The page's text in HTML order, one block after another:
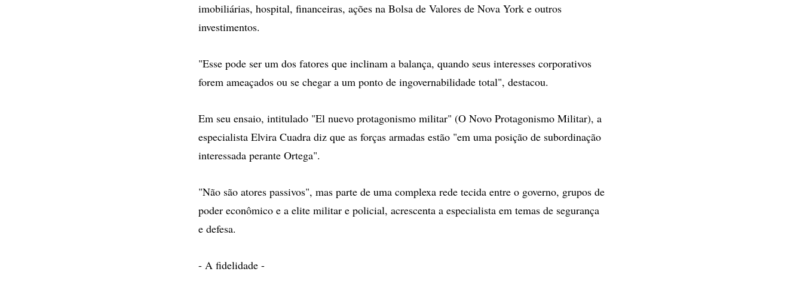
imobiliárias, hospital, financeiras, ações na Bolsa de Valores de Nova York e outros
investimentos.
"Esse pode ser um dos fatores que inclinam a balança, quando seus interesses corporativos
forem ameaçados ou se chegar a um ponto de ingovernabilidade total", destacou.
Em seu ensaio, intitulado "El nuevo protagonismo militar" (O Novo Protagonismo Militar), a
especialista Elvira Cuadra diz que as forças armadas estão "em uma posição de subordinação
interessada perante Ortega".
"Não são atores passivos", mas parte de uma complexa rede tecida entre o governo, grupos de
poder econômico e a elite militar e policial, acrescenta a especialista em temas de segurança
e defesa.
- A fidelidade -